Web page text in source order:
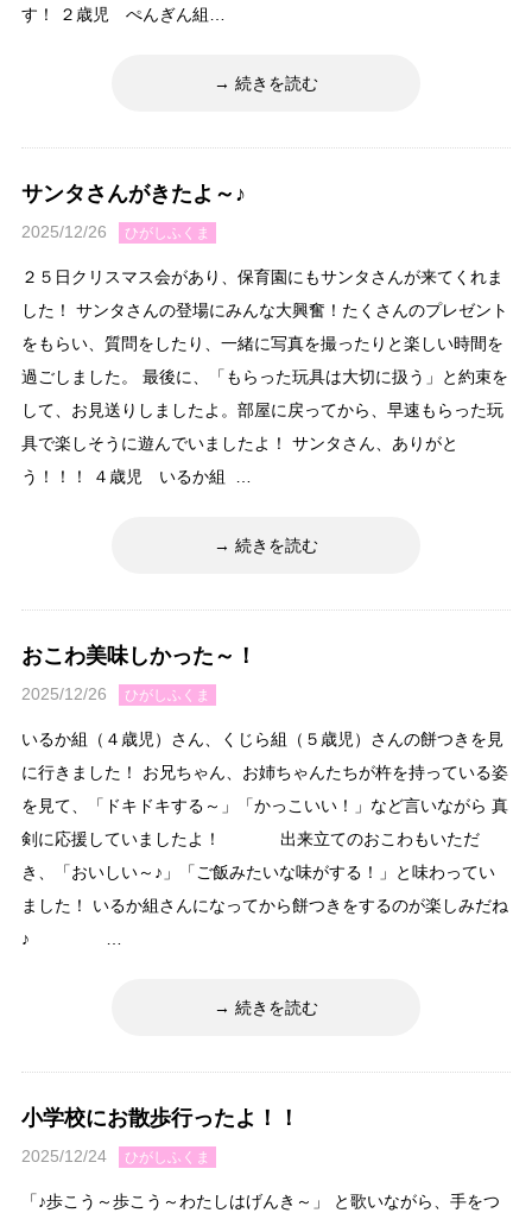
す！ ２歳児 ぺんぎん組…
続きを読む
サンタさんがきたよ～♪
2025/12/26 ひがしふくま
２５日クリスマス会があり、保育園にもサンタさんが来てくれま
した！ サンタさんの登場にみんな大興奮！たくさんのプレゼント
をもらい、質問をしたり、一緒に写真を撮ったりと楽しい時間を
過ごしました。 最後に、「もらった玩具は大切に扱う」と約束を
して、お見送りしましたよ。部屋に戻ってから、早速もらった玩
具で楽しそうに遊んでいましたよ！ サンタさん、ありがと
う！！！ ４歳児 いるか組 …
続きを読む
おこわ美味しかった～！
2025/12/26 ひがしふくま
いるか組（４歳児）さん、くじら組（５歳児）さんの餅つきを見
に行きました！ お兄ちゃん、お姉ちゃんたちが杵を持っている姿
を見て、「ドキドキする～」「かっこいい！」など言いながら 真
剣に応援していましたよ！ 出来立てのおこわもいただ
き、「おいしい～♪」「ご飯みたいな味がする！」と味わってい
ました！ いるか組さんになってから餅つきをするのが楽しみだね
♪ …
続きを読む
小学校にお散歩行ったよ！！
2025/12/24 ひがしふくま
「♪歩こう～歩こう～わたしはげんき～」 と歌いながら、手をつ